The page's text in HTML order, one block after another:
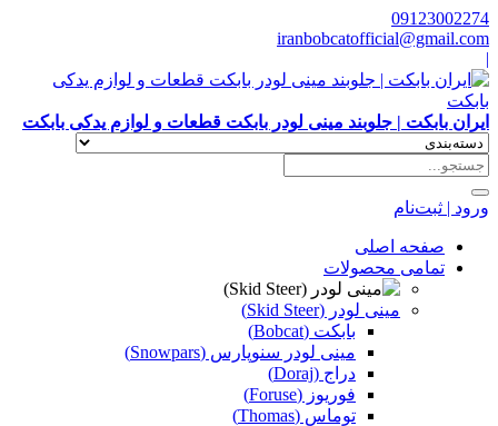
09123002274
iranbobcatofficial@gmail.com
|
ایران بابکت | جلوبند مینی لودر بابکت قطعات و لوازم یدکی بابکت
ورود | ثبت‌نام
صفحه اصلی
تمامی محصولات
مینی لودر (Skid Steer)
بابکت (Bobcat)
مینی لودر سنوپارس (Snowpars)
دراج (Doraj)
فوریوز (Foruse)
توماس (Thomas)